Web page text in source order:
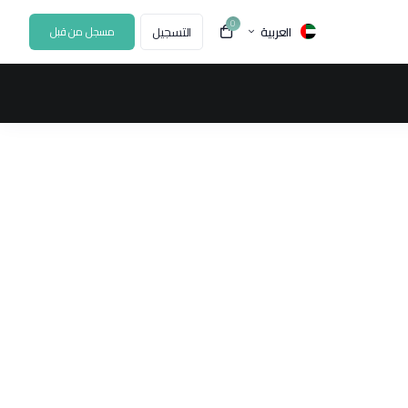
العربية 0 التسجيل مسجل من قبل